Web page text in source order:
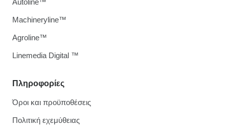
Πληροφορίες
Όροι και προϋποθέσεις
Πολιτική εχεμύθειας
Autoline™
Machineryline™
Agroline™
Linemedia Digital ™